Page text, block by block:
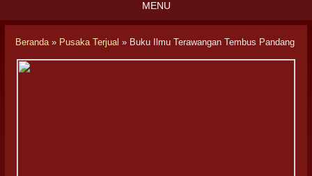
MENU
Beranda» Pusaka Terjual » Buku Ilmu Terawangan Tembus Pandang